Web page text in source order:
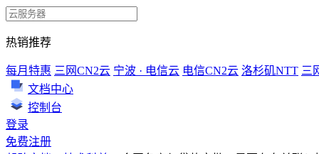
热销推荐
每月特惠 三网CN2云 宁波 · 电信云 电信CN2云 洛杉矶NTT 三
文档中心
控制台
登录
免费注册